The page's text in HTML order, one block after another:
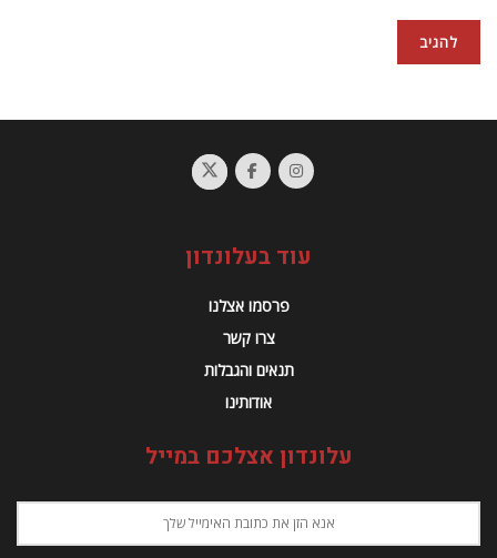
עוד בעלונדון
פרסמו אצלנו
צרו קשר
תנאים והגבלות
אודותינו
עלונדון אצלכם במייל